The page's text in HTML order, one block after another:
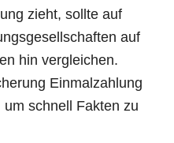
zieht, sollte auf
auf
hin vergleichen.
Einmalzahlung
schnell Fakten zu